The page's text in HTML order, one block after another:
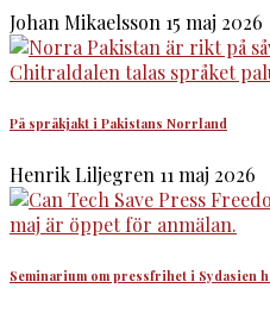
Johan Mikaelsson 15 maj 2026
På språkjakt i Pakistans Norrland
Henrik Liljegren 11 maj 2026
Seminarium om pressfrihet i Sydasien